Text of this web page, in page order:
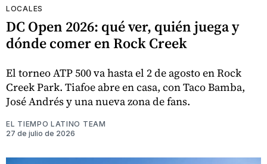
LOCALES
DC Open 2026: qué ver, quién juega y
dónde comer en Rock Creek
El torneo ATP 500 va hasta el 2 de agosto en Rock
Creek Park. Tiafoe abre en casa, con Taco Bamba,
José Andrés y una nueva zona de fans.
EL TIEMPO LATINO TEAM
27 de julio de 2026